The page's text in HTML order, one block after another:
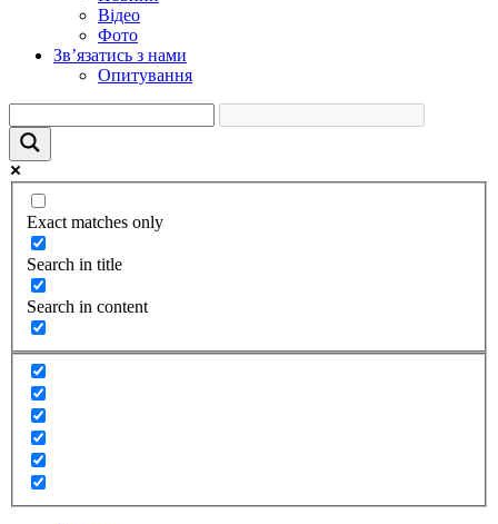
Відео
Фото
Зв’язатись з нами
Опитування
Exact matches only
Search in title
Search in content